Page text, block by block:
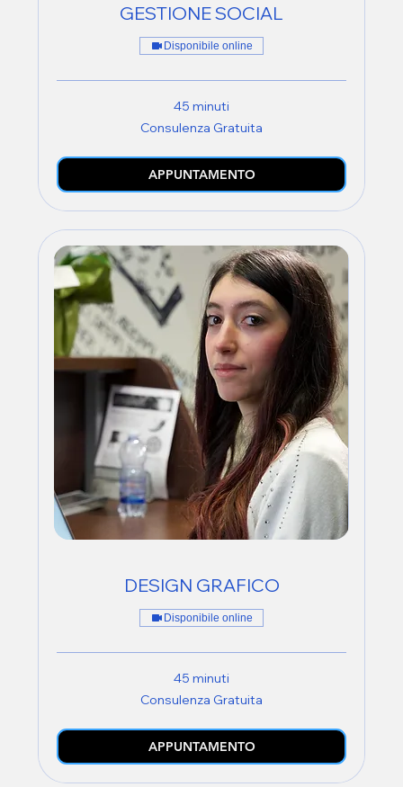
GESTIONE SOCIAL
Disponibile online
45 minuti
Consulenza Gratuita
APPUNTAMENTO
DESIGN GRAFICO
Disponibile online
45 minuti
Consulenza Gratuita
APPUNTAMENTO